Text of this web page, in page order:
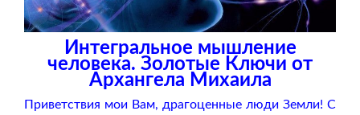
Интегральное мышление
человека. Золотые Ключи от
Архангела Михаила
Приветствия мои Вам, драгоценные люди Земли! С